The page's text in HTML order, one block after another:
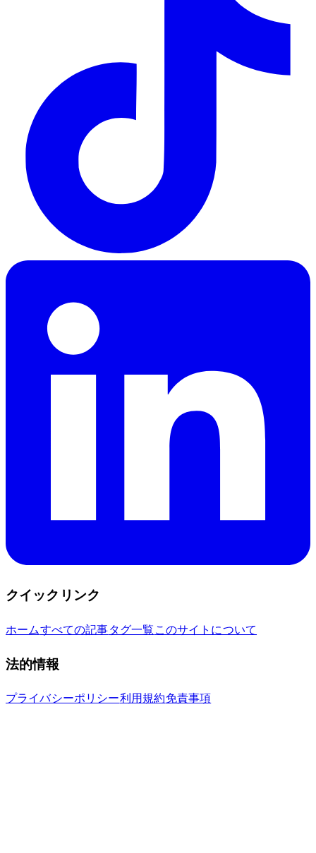
クイックリンク
ホームすべての記事タグ一覧 このサイトについて
法的情報
プライバシーポリシー利用規約免責事項